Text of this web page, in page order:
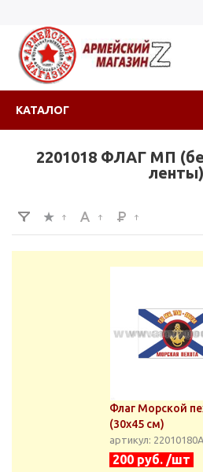
КАТАЛОГ
2201018 ФЛАГ МП
ленты)
Флаг Морской
(30х45 см)
артикул: 22010180А
200 руб. /шт